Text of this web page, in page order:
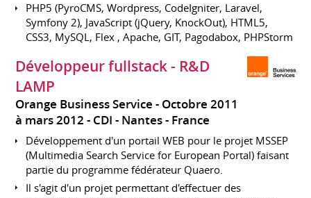
PHP5 (PyroCMS, Wordpress, CodeIgniter, Laravel,
Symfony 2), JavaScript (jQuery, KnockOut), HTML5,
CSS3, MySQL, Flex , Apache, GIT, Pagodabox, PHPStorm
Développeur fullstack - R&D
LAMP
Orange Business Service
Octobre 2011
à mars 2012 CDI Nantes France
Développement d'un portail WEB pour le projet MSSEP
(Multimedia Search Service for European Portal) faisant
partie du programme fédérateur Quaero.
Il s'agit d'un projet permettant d'effectuer des